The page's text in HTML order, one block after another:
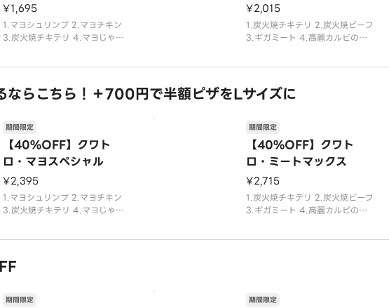
¥1,695
1.マヨシュリンプ 2.マヨチキン
3.炭火焼チキテリ 4.マヨじゃが
¥2,015
1.炭火焼チキテリ 2.炭火焼ビーフ
3.ギガミート 4.高麗カルビの組
ならこちら！＋700円で半額ピザをLサイズに
【40%OFF】クワト
ロ・マヨスペシャル
期間限定
¥2,395
1.マヨシュリンプ 2.マヨチキン
3.炭火焼チキテリ 4.マヨじゃが
【40%OFF】クワト
ロ・ミートマックス
期間限定
¥2,715
1.炭火焼チキテリ 2.炭火焼ビーフ
3.ギガミート 4.高麗カルビの組
期間限定 期間限定